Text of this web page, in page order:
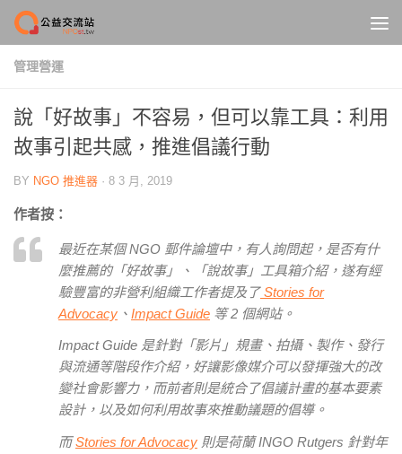
Skip to content
管理營運
說「好故事」不容易，但可以靠工具：利用
故事引起共感，推進倡議行動
BY NGO 推進器 · 8 3 月, 2019
作者按：
最近在某個 NGO 郵件論壇中，有人詢問起，是否有什
麼推薦的「好故事」、「說故事」工具箱介紹，遂有經
驗豐富的非營利組織工作者提及了Stories for
Advocacy 、 Impact Guide 等 2 個網站。
Impact Guide 是針對「影片」規畫、拍攝、製作、發行
與流通等階段作介紹，好讓影像媒介可以發揮強大的改
變社會影響力，而前者則是統合了倡議計畫的基本要素
設計，以及如何利用故事來推動議題的倡導。
而Stories for Advocacy 則是荷蘭 INGO Rutgers 針對年